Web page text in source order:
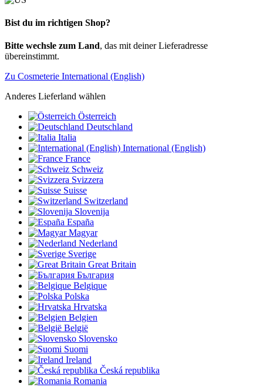
Bist du im richtigen Shop?
Bitte wechsle zum Land, das mit deiner Lieferadresse
übereinstimmt.
Zu Cosmeterie International (English)
Anderes Lieferland wählen
Österreich
Deutschland
Italia
International (English)
France
Schweiz
Svizzera
Suisse
Switzerland
Slovenija
España
Magyar
Nederland
Sverige
Great Britain
България
Belgique
Polska
Hrvatska
Belgien
België
Slovensko
Suomi
Ireland
Česká republika
Romania